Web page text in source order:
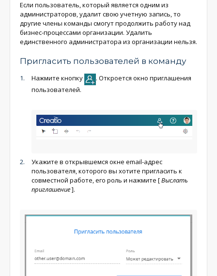
Если пользователь, который является одним из
администраторов, удалит свою учетную запись, то
другие члены команды смогут продолжить работу над
бизнес-процессами организации. Удалить
единственного администратора из организации нельзя.
Пригласить пользователей в команду
Нажмите кнопку
. Откроется окно приглашения
пользователей.
Укажите в открывшемся окне email-адрес
пользователя, которого вы хотите пригласить к
совместной работе, его роль и нажмите [Выслать
приглашение].